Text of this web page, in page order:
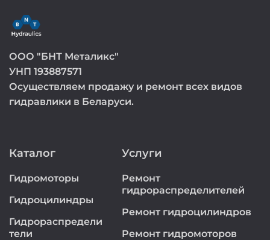
ООО "БНТ Металикс"
УНП 193887571
Осуществляем продажу и ремонт всех видов
гидравлики в Беларуси.
Каталог
Гидромоторы
Гидроцилиндры
Гидрораспредели
тели
Услуги
Ремонт
гидрораспределителей
Ремонт гидроцилиндров
Ремонт гидромоторов